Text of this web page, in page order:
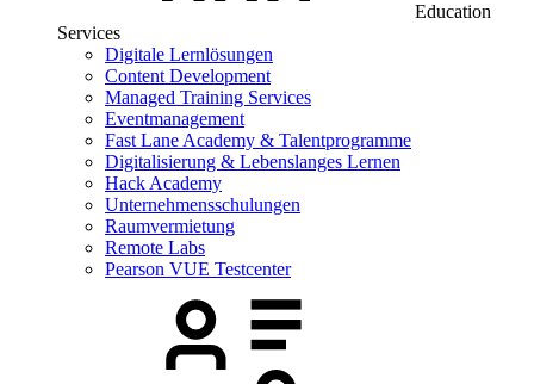
Education
Services
Digitale Lernlösungen
Content Development
Managed Training Services
Eventmanagement
Fast Lane Academy & Talentprogramme
Digitalisierung & Lebenslanges Lernen
Hack Academy
Unternehmensschulungen
Raumvermietung
Remote Labs
Pearson VUE Testcenter